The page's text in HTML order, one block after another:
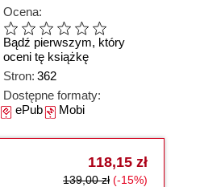
Ocena:
Bądź pierwszym, który
oceni tę książkę
Stron: 362
Dostępne formaty:
ePubMobi
118,15 zł
139,00 zł (-15%)